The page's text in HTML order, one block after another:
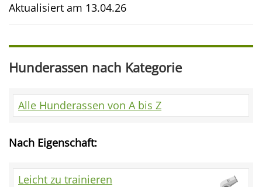
Aktualisiert am 13.04.26
Hunderassen nach Kategorie
Alle Hunderassen von A bis Z
Nach Eigenschaft:
Leicht zu trainieren